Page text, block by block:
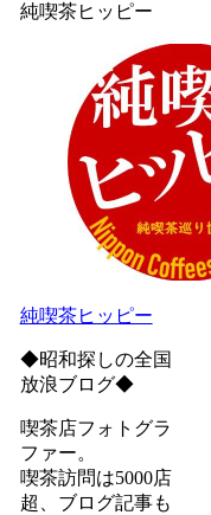
純喫茶ヒッピー
純喫茶ヒッピー
◆昭和探しの全国
放浪ブログ◆
喫茶店フォトグラ
ファー。
喫茶訪問は5000店
超、ブログ記事も